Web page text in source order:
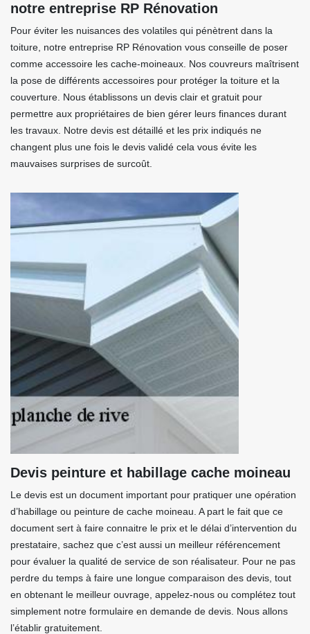
notre entreprise RP Rénovation
Pour éviter les nuisances des volatiles qui pénètrent dans la
toiture, notre entreprise RP Rénovation vous conseille de poser
comme accessoire les cache-moineaux. Nos couvreurs maîtrisent
la pose de différents accessoires pour protéger la toiture et la
couverture. Nous établissons un devis clair et gratuit pour
permettre aux propriétaires de bien gérer leurs finances durant
les travaux. Notre devis est détaillé et les prix indiqués ne
changent plus une fois le devis validé cela vous évite les
mauvaises surprises de surcoût.
Devis peinture et habillage cache moineau
Le devis est un document important pour pratiquer une opération
d’habillage ou peinture de cache moineau. A part le fait que ce
document sert à faire connaitre le prix et le délai d’intervention du
prestataire, sachez que c’est aussi un meilleur référencement
pour évaluer la qualité de service de son réalisateur. Pour ne pas
perdre du temps à faire une longue comparaison des devis, tout
en obtenant le meilleur ouvrage, appelez-nous ou complétez tout
simplement notre formulaire en demande de devis. Nous allons
l’établir gratuitement.